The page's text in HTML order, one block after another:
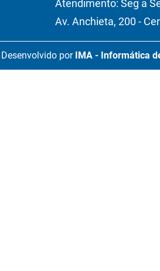
Atendimento: Seg a
Av. Anchieta, 200 -
Desenvolvido por IMA - Informática